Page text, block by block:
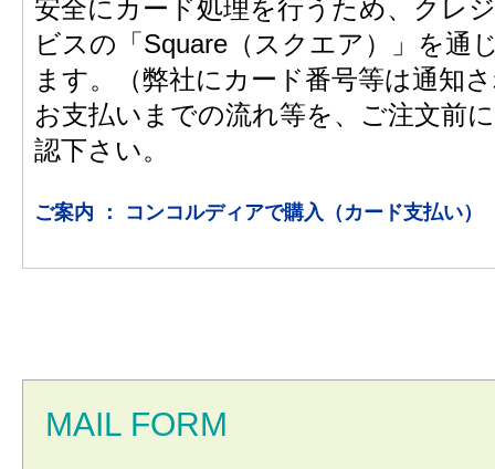
安全にカード処理を行うため、クレ
ビスの「Square（スクエア）」を通
ます。（弊社にカード番号等は通知
お支払いまでの流れ等を、ご注文前
認下さい。
ご案内 ： コンコルディアで購入（カード支払い）
MAIL FORM